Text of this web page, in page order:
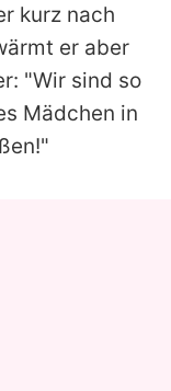
kurz nach
er aber
"Wir sind so
Mädchen in